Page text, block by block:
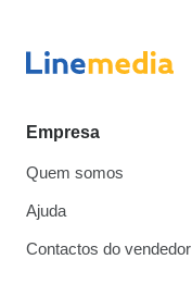
Empresa
Quem somos
Ajuda
Contactos do vendedor